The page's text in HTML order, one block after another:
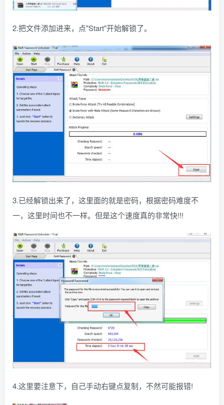
2.把文件添加进来，点"Start"开始解锁了。
3.已经解锁出来了，这里面的就是密码，根据密码难度不
一，这里时间也不一样。但是这个速度真的非常快!!!
4.这里要注意下，自己手动右键点复制，不然可能报错!